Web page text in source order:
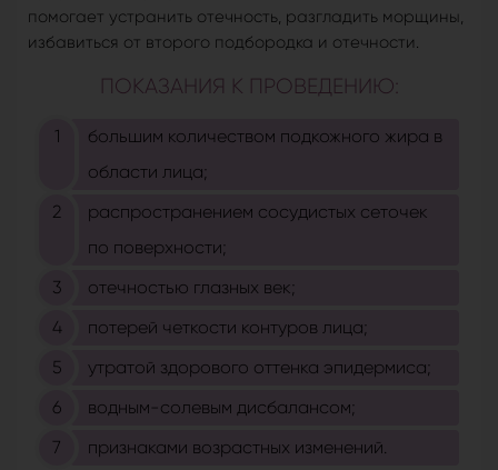
помогает устранить отечность, разгладить морщины,
избавиться от второго подбородка и отечности.
ПОКАЗАНИЯ К ПРОВЕДЕНИЮ:
большим количеством подкожного жира в
области лица;
распространением сосудистых сеточек
по поверхности;
отечностью глазных век;
потерей четкости контуров лица;
утратой здорового оттенка эпидермиса;
водным-солевым дисбалансом;
признаками возрастных изменений.